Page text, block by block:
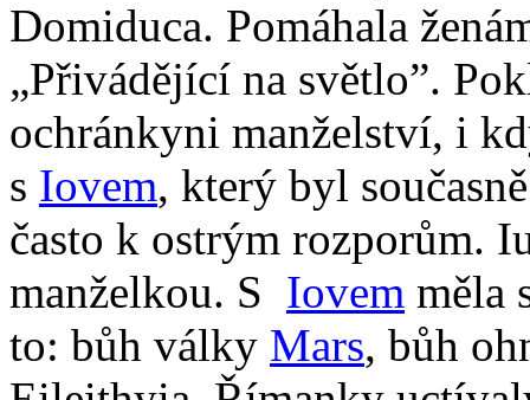
Domiduca. Pomáhala
„Přivádějící na světlo”.
ochránkyni manželství, i
s Iovem, který byl
často k ostrým rozporům.
manželkou. S Iovem měla
to: bůh války Mars, bůh